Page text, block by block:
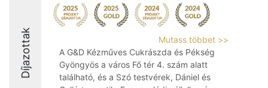
Díjazottak
Mutass többet >>
A G&D Kézműves Cukrászda és Pékség
Gyöngyös a város Fő tér 4. szám alatt
található, és a Szó testvérek, Dániel és